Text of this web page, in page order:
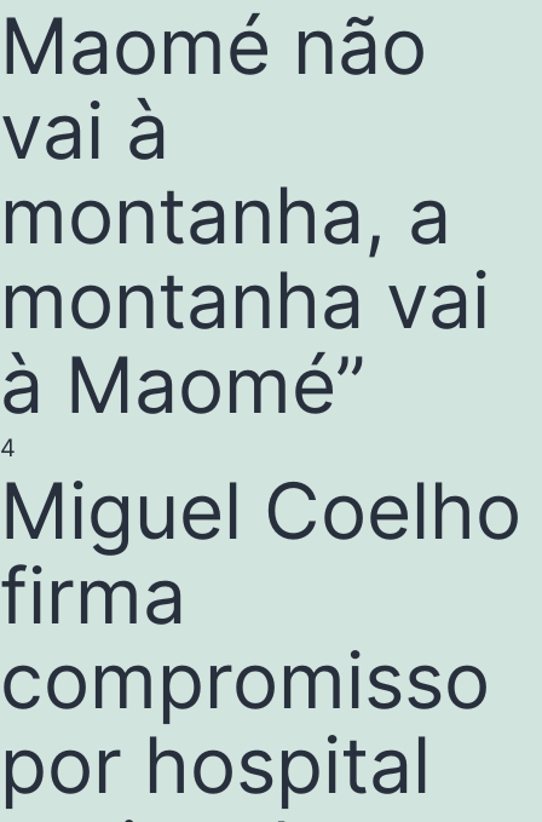
Maomé não
vai à
montanha, a
montanha vai
à Maomé”
4
Miguel Coelho
firma
compromisso
por hospital